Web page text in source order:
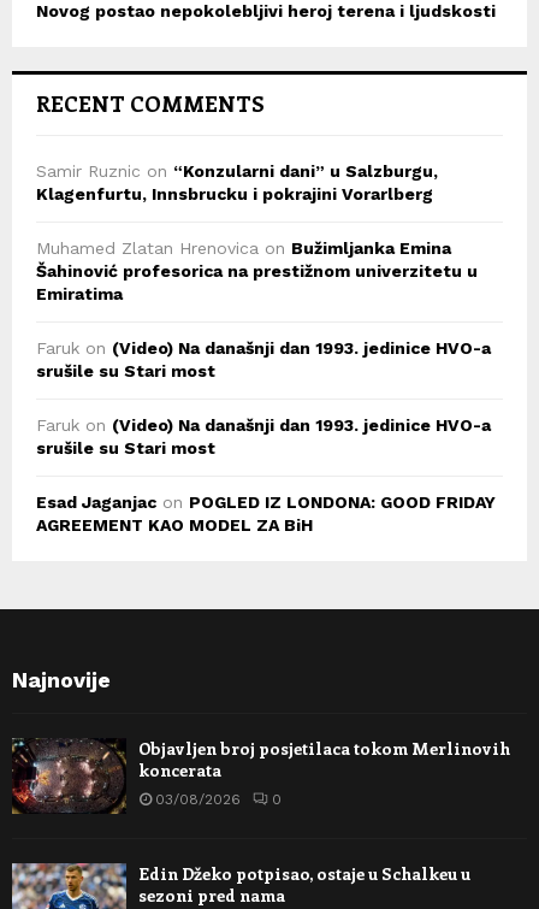
Novog postao nepokolebljivi heroj terena i ljudskosti
RECENT COMMENTS
Samir Ruznic on “Konzularni dani” u Salzburgu,
Klagenfurtu, Innsbrucku i pokrajini Vorarlberg
Muhamed Zlatan Hrenovica on Bužimljanka Emina
Šahinović profesorica na prestižnom univerzitetu u
Emiratima
Faruk on (Video) Na današnji dan 1993. jedinice HVO-a
srušile su Stari most
Faruk on (Video) Na današnji dan 1993. jedinice HVO-a
srušile su Stari most
Esad Jaganjac on POGLED IZ LONDONA: GOOD FRIDAY
AGREEMENT KAO MODEL ZA BiH
Najnovije
Objavljen broj posjetilaca tokom Merlinovih
koncerata
03/08/2026 0
Edin Džeko potpisao, ostaje u Schalkeu u
sezoni pred nama